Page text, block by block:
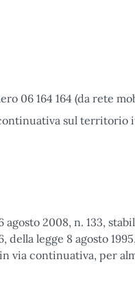
06 164 164 (da rete
sul territorio
2008, n. 133,
legge 8 agosto
via continuativa, per